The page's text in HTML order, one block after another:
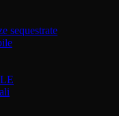
sequestrate